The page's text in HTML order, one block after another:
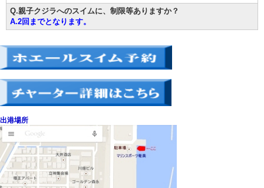
Q.親子クジラへのスイムに、制限等ありますか？
A.2回までとなります。
出港場所